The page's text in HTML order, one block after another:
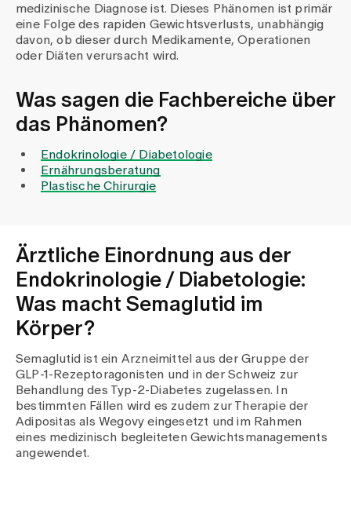
medizinische Diagnose ist. Dieses Phänomen ist primär
eine Folge des rapiden Gewichtsverlusts, unabhängig
davon, ob dieser durch Medikamente, Operationen
oder Diäten verursacht wird.
Was sagen die Fachbereiche über
das Phänomen?
Endokrinologie / Diabetologie
Ernährungsberatung
Plastische Chirurgie
Ärztliche Einordnung aus der
Endokrinologie / Diabetologie:
Was macht Semaglutid im
Körper?
Semaglutid ist ein Arzneimittel aus der Gruppe der
GLP-1-Rezeptoragonisten und in der Schweiz zur
Behandlung des Typ-2-Diabetes zugelassen. In
bestimmten Fällen wird es zudem zur Therapie der
Adipositas als Wegovy eingesetzt und im Rahmen
eines medizinisch begleiteten Gewichtsmanagements
angewendet.